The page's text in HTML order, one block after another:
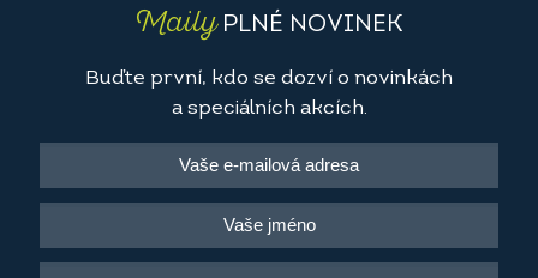
MailyPLNÉ NOVINEK
Buďte první, kdo se dozví o novinkách
a speciálních akcích.